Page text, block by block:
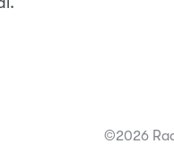
©2026